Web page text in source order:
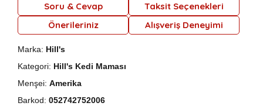
Soru & Cevap
Taksit Seçenekleri
Önerileriniz
Alışveriş Deneyimi
Marka: Hill's
Kategori: Hill's Kedi Maması
Menşei: Amerika
Barkod: 052742752006